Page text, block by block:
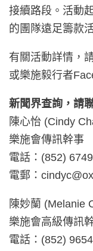
接續路段。活動
的團隊遠足籌款
有關活動詳情，
或樂施毅行者
新聞界查詢，請
陳心怡 (Cindy
樂施會傳訊幹事
電話：(852)
電郵：
陳妙蘭 (Melanie
樂施會高級傳訊
電話：(852)